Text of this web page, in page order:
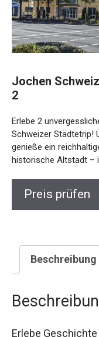
Jochen
2
Erlebe 2
Schweizer Städtetrip!
genieße ein
historische Altstadt –
Preis prüfen
Beschreibung
Erlebe Geschichte